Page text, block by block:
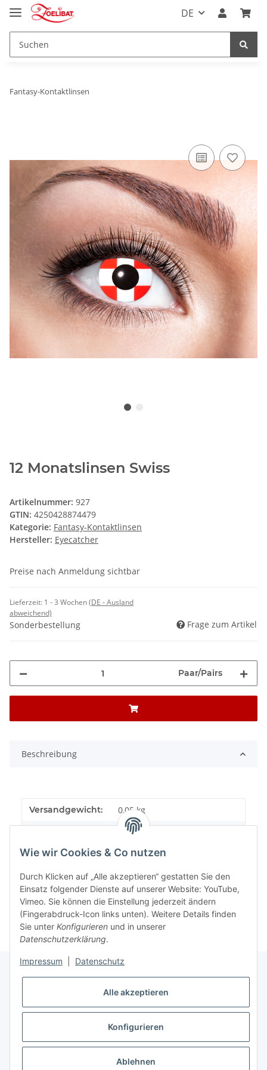
DE
Fantasy-Kontaktlinsen
12 Monatslinsen Swiss
Artikelnummer: 927
GTIN: 4250428874479
Kategorie: Fantasy-Kontaktlinsen
Hersteller: Eyecatcher
Preise nach Anmeldung sichtbar
Lieferzeit: 1 - 3 Wochen(DE - Ausland
abweichend)
Sonderbestellung Frage zum Artikel
Paar/Pairs
Beschreibung
Versandgewicht: 0,05 kg
0,05 kg
Gesetzliche Informationen
* Alle Preise inkl. gesetzlicher USt.
Wie wir Cookies & Co nutzen
Durch Klicken auf „Alle akzeptieren“ gestatten Sie den
Einsatz folgender Dienste auf unserer Website: YouTube,
Vimeo. Sie können die Einstellung jederzeit ändern
(Fingerabdruck-Icon links unten). Weitere Details finden
Sie unter Konfigurieren und in unserer
Datenschutzerklärung.
Impressum Datenschutz
Alle akzeptieren
Konfigurieren
Ablehnen